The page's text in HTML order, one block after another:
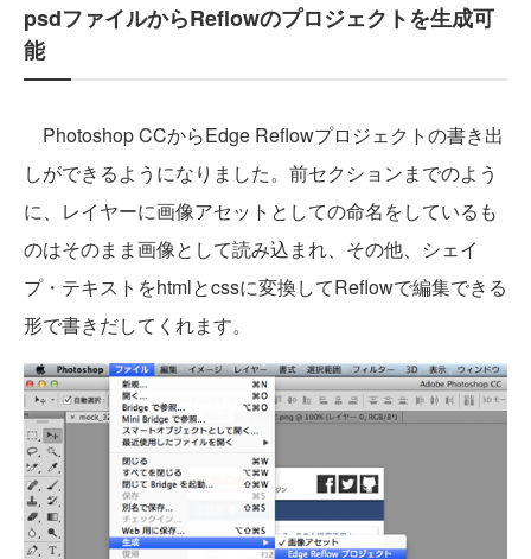
psdファイルからReflowのプロジェクトを生成可
能
Photoshop CCからEdge Reflowプロジェクトの書き出
しができるようになりました。前セクションまでのよう
に、レイヤーに画像アセットとしての命名をしているも
のはそのまま画像として読み込まれ、その他、シェイ
プ・テキストをhtmlとcssに変換してReflowで編集できる
形で書きだしてくれます。